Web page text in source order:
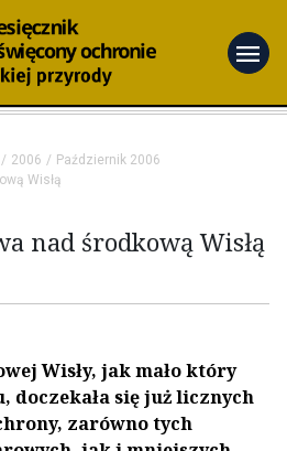
menu
2006
Październik 2006
Wisłą
nad środkową Wisłą
Wisły, jak mało który
doczekała się już licznych
zarówno tych